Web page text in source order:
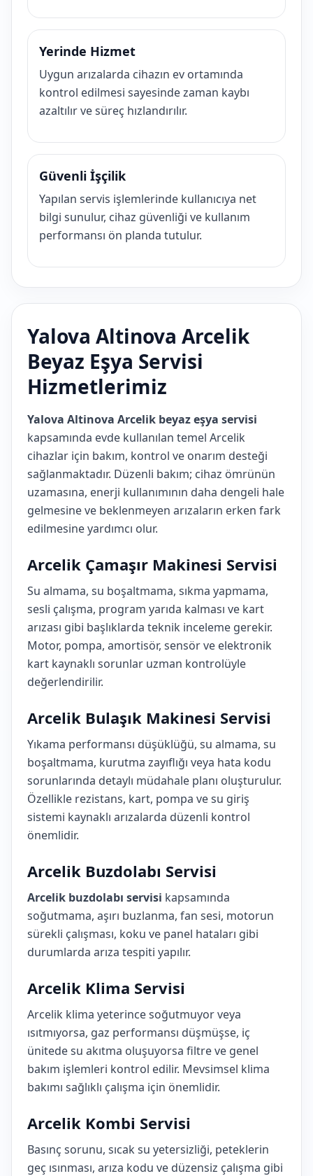
Yerinde Hizmet
Uygun arızalarda cihazın ev ortamında
kontrol edilmesi sayesinde zaman kaybı
azaltılır ve süreç hızlandırılır.
Güvenli İşçilik
Yapılan servis işlemlerinde kullanıcıya net
bilgi sunulur, cihaz güvenliği ve kullanım
performansı ön planda tutulur.
Yalova Altinova Arcelik
Beyaz Eşya Servisi
Hizmetlerimiz
Yalova Altinova Arcelik beyaz eşya servisi
kapsamında evde kullanılan temel Arcelik
cihazlar için bakım, kontrol ve onarım desteği
sağlanmaktadır. Düzenli bakım; cihaz ömrünün
uzamasına, enerji kullanımının daha dengeli hale
gelmesine ve beklenmeyen arızaların erken fark
edilmesine yardımcı olur.
Arcelik Çamaşır Makinesi Servisi
Su almama, su boşaltmama, sıkma yapmama,
sesli çalışma, program yarıda kalması ve kart
arızası gibi başlıklarda teknik inceleme gerekir.
Motor, pompa, amortisör, sensör ve elektronik
kart kaynaklı sorunlar uzman kontrolüyle
değerlendirilir.
Arcelik Bulaşık Makinesi Servisi
Yıkama performansı düşüklüğü, su almama, su
boşaltmama, kurutma zayıflığı veya hata kodu
sorunlarında detaylı müdahale planı oluşturulur.
Özellikle rezistans, kart, pompa ve su giriş
sistemi kaynaklı arızalarda düzenli kontrol
önemlidir.
Arcelik Buzdolabı Servisi
Arcelik buzdolabı servisi kapsamında
soğutmama, aşırı buzlanma, fan sesi, motorun
sürekli çalışması, koku ve panel hataları gibi
durumlarda arıza tespiti yapılır.
Arcelik Klima Servisi
Arcelik klima yeterince soğutmuyor veya
ısıtmıyorsa, gaz performansı düşmüşse, iç
ünitede su akıtma oluşuyorsa filtre ve genel
bakım işlemleri kontrol edilir. Mevsimsel klima
bakımı sağlıklı çalışma için önemlidir.
Arcelik Kombi Servisi
Basınç sorunu, sıcak su yetersizliği, peteklerin
geç ısınması, arıza kodu ve düzensiz çalışma gibi